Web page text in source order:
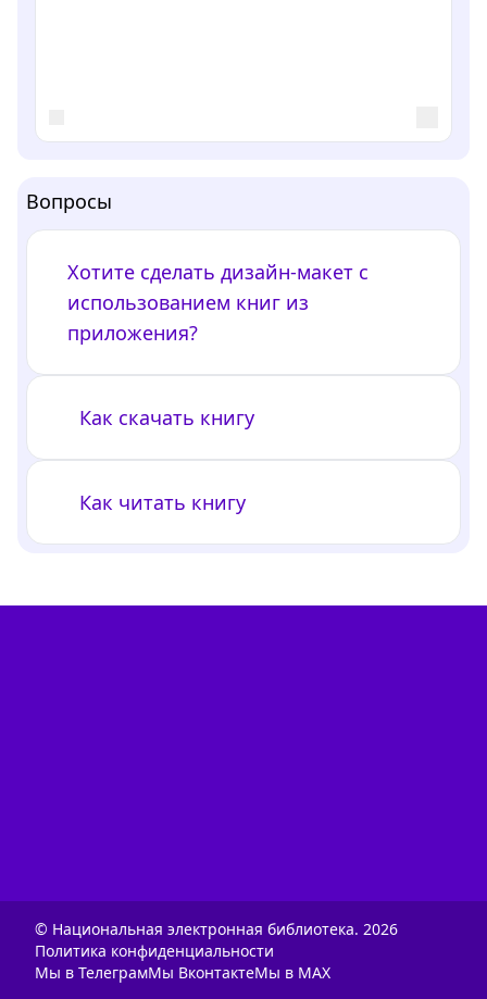
Вопросы
Хотите сделать дизайн-макет с
использованием книг из
приложения?
Как скачать книгу
Как читать книгу
© Национальная электронная библиотека. 2026
Политика конфиденциальности
Мы в ТелеграмМы ВконтактеМы в MAX